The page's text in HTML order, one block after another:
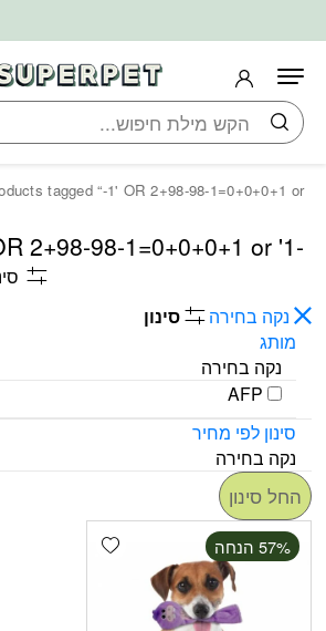
חיפוש
tagged “-1' OR 2+98-98-1=0+0+0+1 or”
-1' OR 2+98-98-1=0+0+0+1 or
נקה בחירה
סינון
מותג
נקה בחירה
AFP
סינון לפי מחיר
נקה בחירה
החל סינון
Add wishlist ‫57% הנחה